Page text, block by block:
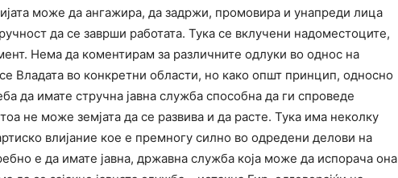
може да ангажира, да задржи, промовира и унапреди лица
да се заврши работата. Тука се вклучени надоместоците,
Нема да коментирам за различните одлуки во однос на
Владата во конкретни области, но како општ принцип, односно
да имате стручна јавна служба способна да ги спроведе
не може земјата да се развива и да расте. Тука има неколку
влијание кое е премногу силно во одредени делови на
е да имате јавна, државна служба која може да испорача она